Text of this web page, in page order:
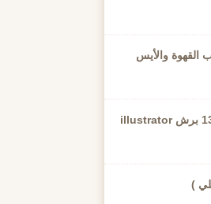
القهوة والأيس
للمهتمين بالخط العربي ( 131 برش illustrator
)